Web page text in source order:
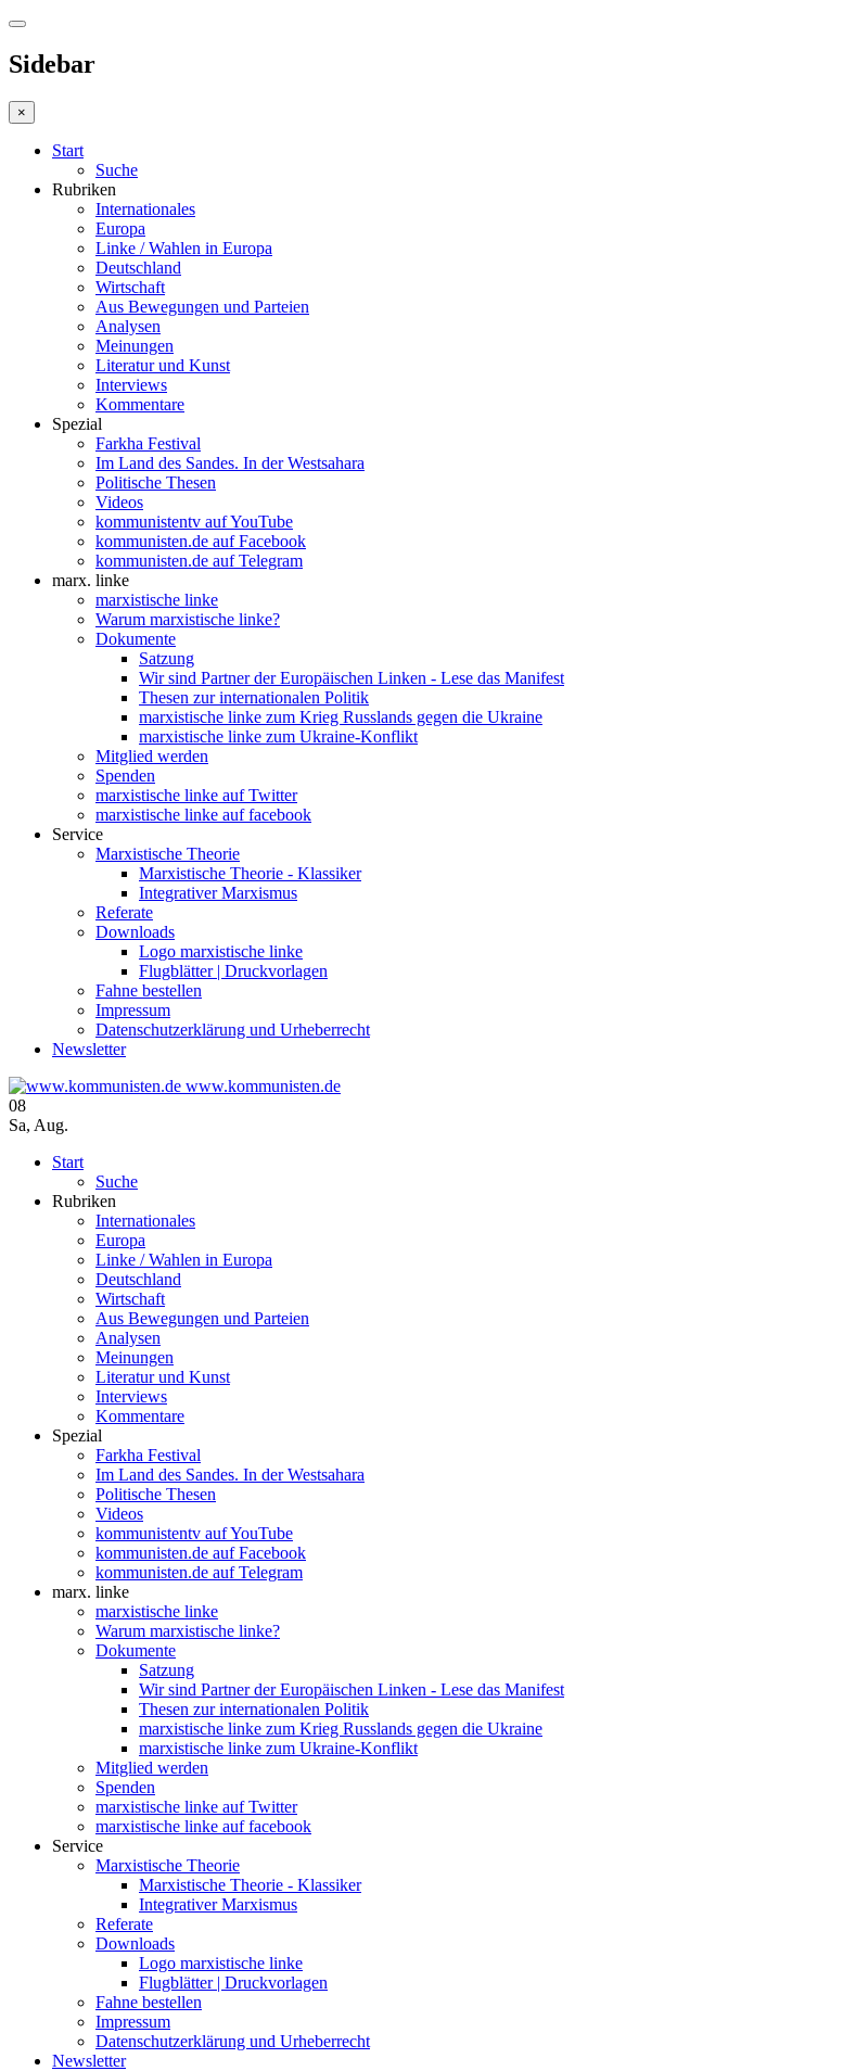
Sidebar
×
Start
Suche
Rubriken
Internationales
Europa
Linke / Wahlen in Europa
Deutschland
Wirtschaft
Aus Bewegungen und Parteien
Analysen
Meinungen
Literatur und Kunst
Interviews
Kommentare
Spezial
Farkha Festival
Im Land des Sandes. In der Westsahara
Politische Thesen
Videos
kommunistentv auf YouTube
kommunisten.de auf Facebook
kommunisten.de auf Telegram
marx. linke
marxistische linke
Warum marxistische linke?
Dokumente
Satzung
Wir sind Partner der Europäischen Linken - Lese das Manifest
Thesen zur internationalen Politik
marxistische linke zum Krieg Russlands gegen die Ukraine
marxistische linke zum Ukraine-Konflikt
Mitglied werden
Spenden
marxistische linke auf Twitter
marxistische linke auf facebook
Service
Marxistische Theorie
Marxistische Theorie - Klassiker
Integrativer Marxismus
Referate
Downloads
Logo marxistische linke
Flugblätter | Druckvorlagen
Fahne bestellen
Impressum
Datenschutzerklärung und Urheberrecht
Newsletter
www.kommunisten.de
08
Sa, Aug.
Start
Suche
Rubriken
Internationales
Europa
Linke / Wahlen in Europa
Deutschland
Wirtschaft
Aus Bewegungen und Parteien
Analysen
Meinungen
Literatur und Kunst
Interviews
Kommentare
Spezial
Farkha Festival
Im Land des Sandes. In der Westsahara
Politische Thesen
Videos
kommunistentv auf YouTube
kommunisten.de auf Facebook
kommunisten.de auf Telegram
marx. linke
marxistische linke
Warum marxistische linke?
Dokumente
Satzung
Wir sind Partner der Europäischen Linken - Lese das Manifest
Thesen zur internationalen Politik
marxistische linke zum Krieg Russlands gegen die Ukraine
marxistische linke zum Ukraine-Konflikt
Mitglied werden
Spenden
marxistische linke auf Twitter
marxistische linke auf facebook
Service
Marxistische Theorie
Marxistische Theorie - Klassiker
Integrativer Marxismus
Referate
Downloads
Logo marxistische linke
Flugblätter | Druckvorlagen
Fahne bestellen
Impressum
Datenschutzerklärung und Urheberrecht
Newsletter